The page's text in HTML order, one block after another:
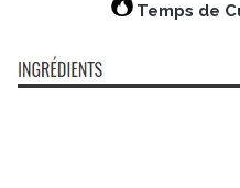
Temps de